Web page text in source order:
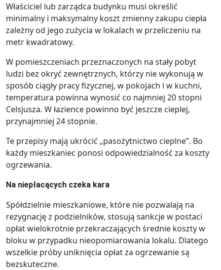
Właściciel lub zarządca budynku musi określić
minimalny i maksymalny koszt zmienny zakupu ciepła
zależny od jego zużycia w lokalach w przeliczeniu na
metr kwadratowy.
W pomieszczeniach przeznaczonych na stały pobyt
ludzi bez okryć zewnętrznych, którzy nie wykonują w
sposób ciągły pracy fizycznej, w pokojach i w kuchni,
temperatura powinna wynosić co najmniej 20 stopni
Celsjusza. W łazience powinno być jeszcze cieplej,
przynajmniej 24 stopnie.
Te przepisy mają ukrócić „pasożytnictwo cieplne”. Bo
każdy mieszkaniec ponosi odpowiedzialność za koszty
ogrzewania.
Na niepłacących czeka kara
Spółdzielnie mieszkaniowe, które nie pozwalają na
rezygnację z podzielników, stosują sankcje w postaci
opłat wielokrotnie przekraczających średnie koszty w
bloku w przypadku nieopomiarowania lokalu. Dlatego
wszelkie próby uniknięcia opłat za ogrzewanie są
bezskuteczne.